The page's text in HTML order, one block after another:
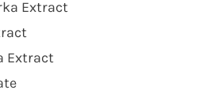
Extract
Extract